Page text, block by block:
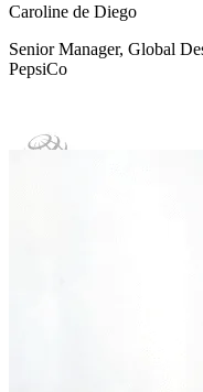
Caroline de Diego
Senior Manager, Global
PepsiCo